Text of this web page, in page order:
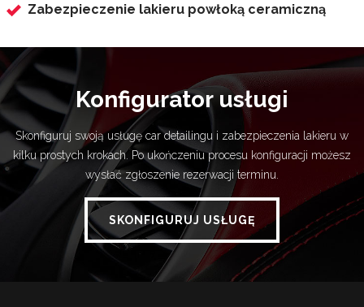
Zabezpieczenie lakieru powłoką ceramiczną
Konfigurator usługi
Skonfiguruj swoją usługę car detailingu i zabezpieczenia lakieru w
kilku prostych krokach. Po ukończeniu procesu konfiguracji możesz
wysłać zgłoszenie rezerwacji terminu.
SKONFIGURUJ USŁUGĘ